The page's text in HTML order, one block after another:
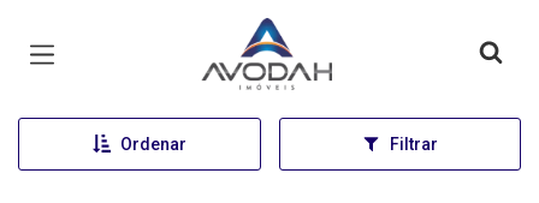
Página inicial
Ordenar Filtrar